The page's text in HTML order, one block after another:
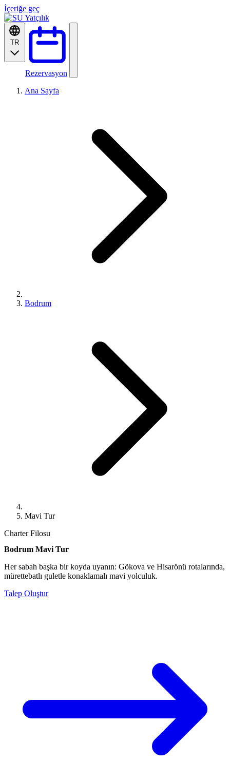
İçeriğe geç
TR
Rezervasyon
Ana Sayfa
Bodrum
Mavi Tur
Charter Filosu
Bodrum Mavi Tur
Her sabah başka bir koyda uyanın: Gökova ve Hisarönü rotalarında,
mürettebatlı guletle konaklamalı mavi yolculuk.
Talep Oluştur